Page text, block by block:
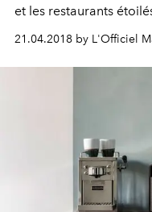
et les restaurants
désormais en quête
de sites préservés ou
faune.
21.04.2018 by L'Officiel